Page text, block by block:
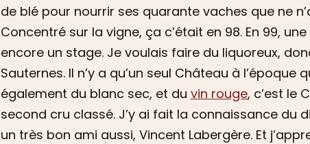
de blé pour nourrir ses quarante vaches que ne
Concentré sur la vigne, ça c’était en 98. En 99,
encore un stage. Je voulais faire du liquoreux,
Sauternes. Il n’y a qu’un seul Château à
également du blanc sec, et du vin rouge, c’est le
second cru classé. J’y ai fait la connaissance du
un très bon ami aussi, Vincent Labergère. Et